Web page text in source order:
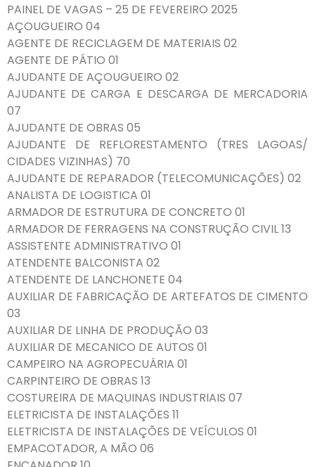
PAINEL DE VAGAS – 25 DE FEVEREIRO 2025
AÇOUGUEIRO 04
AGENTE DE RECICLAGEM DE MATERIAIS 02
AGENTE DE PÁTIO 01
AJUDANTE DE AÇOUGUEIRO 02
AJUDANTE DE CARGA E DESCARGA DE MERCADORIA
07
AJUDANTE DE OBRAS 05
AJUDANTE DE REFLORESTAMENTO (TRES LAGOAS/
CIDADES VIZINHAS) 70
AJUDANTE DE REPARADOR (TELECOMUNICAÇÕES) 02
ANALISTA DE LOGISTICA 01
ARMADOR DE ESTRUTURA DE CONCRETO 01
ARMADOR DE FERRAGENS NA CONSTRUÇÃO CIVIL 13
ASSISTENTE ADMINISTRATIVO 01
ATENDENTE BALCONISTA 02
ATENDENTE DE LANCHONETE 04
AUXILIAR DE FABRICAÇÃO DE ARTEFATOS DE CIMENTO
03
AUXILIAR DE LINHA DE PRODUÇÃO 03
AUXILIAR DE MECANICO DE AUTOS 01
CAMPEIRO NA AGROPECUÁRIA 01
CARPINTEIRO DE OBRAS 13
COSTUREIRA DE MAQUINAS INDUSTRIAIS 07
ELETRICISTA DE INSTALAÇÕES 11
ELETRICISTA DE INSTALAÇÕES DE VEÍCULOS 01
EMPACOTADOR, A MÃO 06